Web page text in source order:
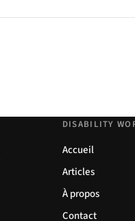
DISABILITY
Accueil
Articles
À propos
Contact